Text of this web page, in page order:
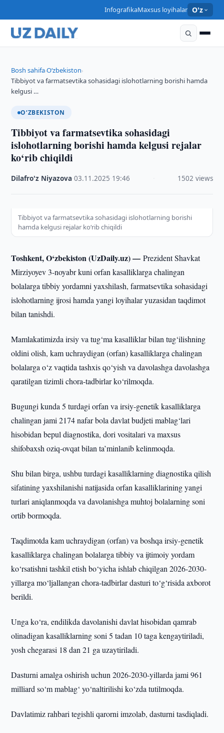
InfografikaMaxsus loyihalar O'z
Bosh sahifa›O‘zbekiston›
Tibbiyot va farmatsevtika sohasidagi islohotlarning borishi hamda
kelgusi …
O‘ZBEKISTON
Tibbiyot va farmatsevtika sohasidagi
islohotlarning borishi hamda kelgusi rejalar
ko‘rib chiqildi
Dilafro'z Niyazova ·03.11.2025 19:46 1502 views
Tibbiyot va farmatsevtika sohasidagi islohotlarning borishi
hamda kelgusi rejalar ko‘rib chiqildi
Toshkent, O‘zbekiston (UzDaily.uz) —Prezident Shavkat
Mirziyoyev 3-noyabr kuni orfan kasalliklarga chalingan
bolalarga tibbiy yordamni yaxshilash, farmatsevtika sohasidagi
islohotlarning ijrosi hamda yangi loyihalar yuzasidan taqdimot
bilan tanishdi.
Mamlakatimizda irsiy va tug‘ma kasalliklar bilan tug‘ilishning
oldini olish, kam uchraydigan (orfan) kasalliklarga chalingan
bolalarga o‘z vaqtida tashxis qo‘yish va davolashga davolashga
qaratilgan tizimli chora-tadbirlar ko‘rilmoqda.
Bugungi kunda 5 turdagi orfan va irsiy-genetik kasalliklarga
chalingan jami 2174 nafar bola davlat budjeti mablag‘lari
hisobidan bepul diagnostika, dori vositalari va maxsus
shifobaxsh oziq-ovqat bilan ta’minlanib kelinmoqda.
Shu bilan birga, ushbu turdagi kasalliklarning diagnostika qilish
sifatining yaxshilanishi natijasida orfan kasalliklarining yangi
turlari aniqlanmoqda va davolanishga muhtoj bolalarning soni
ortib bormoqda.
Taqdimotda kam uchraydigan (orfan) va boshqa irsiy-genetik
kasalliklarga chalingan bolalarga tibbiy va ijtimoiy yordam
ko‘rsatishni tashkil etish bo‘yicha ishlab chiqilgan 2026-2030-
yillarga mo‘ljallangan chora-tadbirlar dasturi to‘g‘risida axborot
berildi.
Unga ko‘ra, endilikda davolanishi davlat hisobidan qamrab
olinadigan kasalliklarning soni 5 tadan 10 taga kengaytiriladi,
yosh chegarasi 18 dan 21 ga uzaytiriladi.
Dasturni amalga oshirish uchun 2026-2030-yillarda jami 961
milliard so‘m mablag‘ yo‘naltirilishi ko‘zda tutilmoqda.
Davlatimiz rahbari tegishli qarorni imzolab, dasturni tasdiqladi.